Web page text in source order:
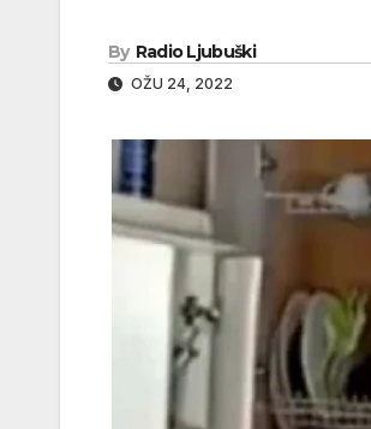
By Radio Ljubuški
OŽU 24, 2022